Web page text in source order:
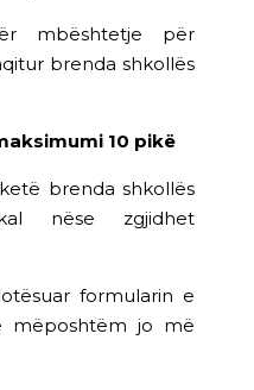
mbështetje për
brenda shkollës
10 pikë
brenda shkollës
nëse zgjidhet
formularin e
mëposhtëm jo më